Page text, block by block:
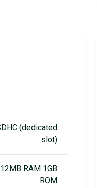
(dedicated
slot)
RAM 1GB
ROM